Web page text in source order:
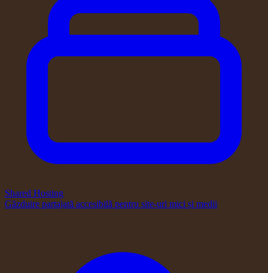
Shared Hosting
Găzduire partajată accesibilă pentru site-uri mici și medii